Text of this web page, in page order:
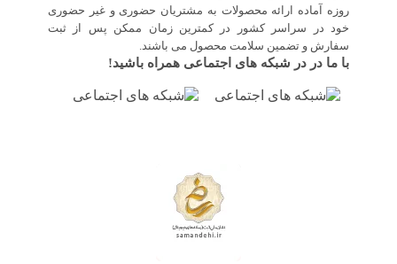
روزه آماده ارائه محصولات به مشتریان حضوری و غیر حضوری
خود در سراسر کشور در کمترین زمان ممکن پس از ثبت
سفارش و تضمین سلامت محصول می باشند.
با ما در در شبکه های اجتماعی همراه باشید!